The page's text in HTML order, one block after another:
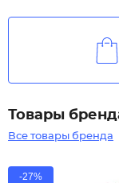
Товары
Все товары бренда
-27%